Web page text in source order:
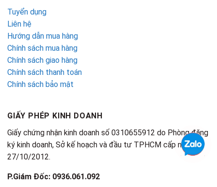
Tuyển dụng
Liên hệ
Hướng dẫn mua hàng
Chính sách mua hàng
Chính sách giao hàng
Chính sách thanh toán
Chính sách bảo mật
GIẤY PHÉP KINH DOANH
Giấy chứng nhận kinh doanh số 0310655912 do Phòng đăng
ký kinh doanh, Sở kế hoạch và đầu tư TPHCM cấp ngày
27/10/2012.
P.Giám Đốc: 0936.061.092